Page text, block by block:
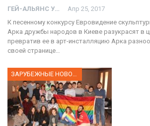
ГЕЙ-АЛЬЯНС УКРАИНА Апр 25, 2017
К песенному конкурсу Евровидение
Арка дружбы народов в Киеве разукрасят в
превратив ее в арт-инсталляцию Арка
своей странице…
ЗАРУБЕЖНЫЕ НОВОСТИ